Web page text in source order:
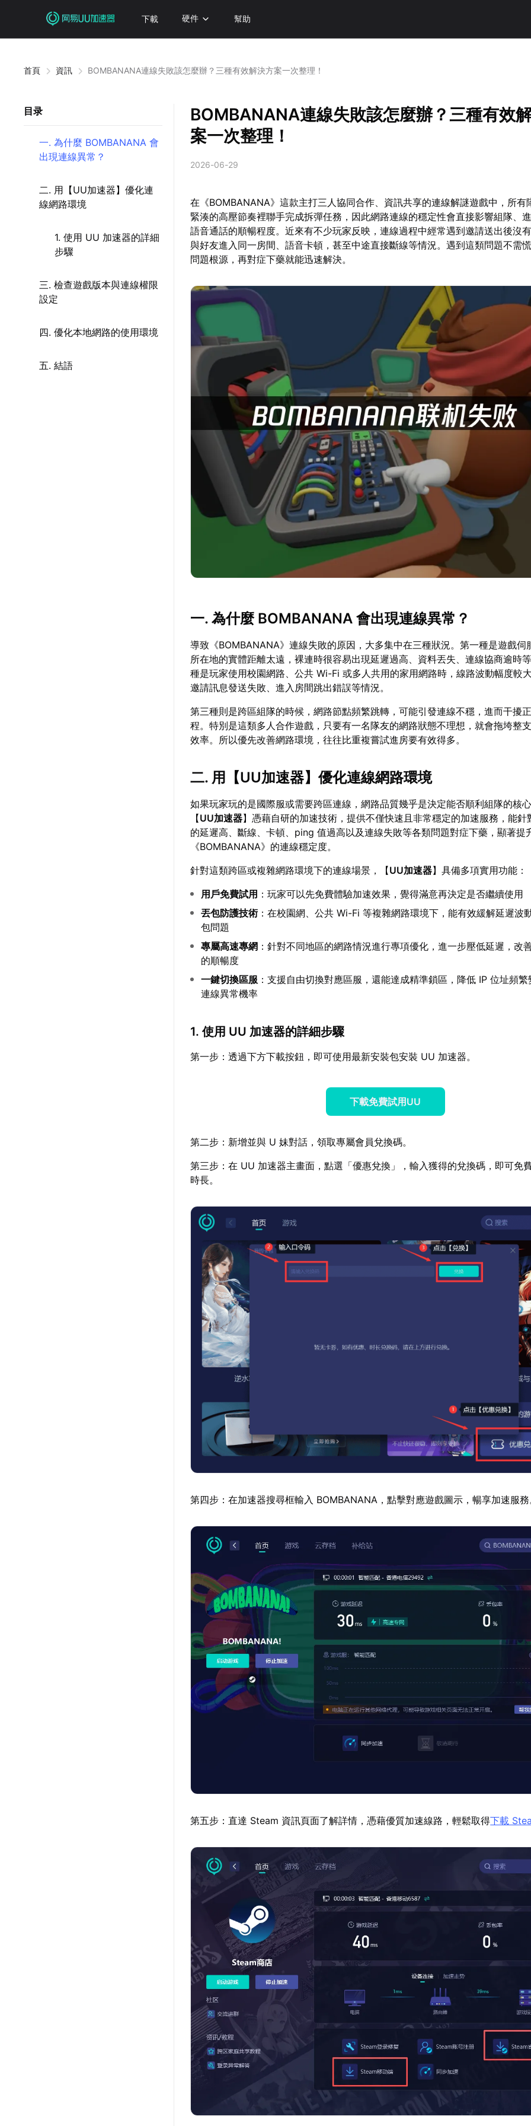
下載 硬件 幫助
首頁 資訊 BOMBANANA連線失敗該怎麼辦？三種有效解決方案一次整理！
目录
一. 為什麼 BOMBANANA 會
出現連線異常？
二. 用【UU加速器】優化連
線網路環境
1. 使用 UU 加速器的詳細
步驟
三. 檢查遊戲版本與連線權限
設定
四. 優化本地網路的使用環境
五. 結語
BOMBANANA連線失敗該怎麼辦？三種有效
案一次整理！
2026-06-29
在《BOMBANANA》這款主打三人協同合作、資訊共享的連線解謎遊戲中，所有
緊湊的高壓節奏裡聯手完成拆彈任務，因此網路連線的穩定性會直接影響組隊、
語音通話的順暢程度。近來有不少玩家反映，連線過程中經常遇到邀請送出後沒
與好友進入同一房間、語音卡頓，甚至中途直接斷線等情況。遇到這類問題不需
問題根源，再對症下藥就能迅速解決。
一. 為什麼 BOMBANANA 會出現連線異常？
導致《BOMBANANA》連線失敗的原因，大多集中在三種狀況。第一種是遊戲伺
所在地的實體距離太遠，裸連時很容易出現延遲過高、資料丟失、連線協商逾時
種是玩家使用校園網路、公共 Wi-Fi 或多人共用的家用網路時，線路波動幅度較
邀請訊息發送失敗、進入房間跳出錯誤等情況。
第三種則是跨區組隊的時候，網路節點頻繁跳轉，可能引發連線不穩，進而干擾
程。特別是這類多人合作遊戲，只要有一名隊友的網路狀態不理想，就會拖垮整
效率。所以優先改善網路環境，往往比重複嘗試進房要有效得多。
二. 用【UU加速器】優化連線網路環境
如果玩家玩的是國際服或需要跨區連線，網路品質幾乎是決定能否順利組隊的核
【UU加速器】憑藉自研的加速技術，提供不僅快速且非常穩定的加速服務，能針
的延遲高、斷線、卡頓、ping 值過高以及連線失敗等各類問題對症下藥，顯著提
《BOMBANANA》的連線穩定度。
針對這類跨區或複雜網路環境下的連線場景，【UU加速器】具備多項實用功能：
用戶免費試用 ：玩家可以先免費體驗加速效果，覺得滿意再決定是否繼續使用
丟包防護技術：在校園網、公共 Wi-Fi 等複雜網路環境下，能有效緩解延遲波
包問題
專屬高速專網 ：針對不同地區的網路情況進行專項優化，進一步壓低延遲，改
的順暢度
一鍵切換區服 ：支援自由切換對應區服，還能達成精準鎖區，降低 IP 位址頻
連線異常機率
1. 使用 UU 加速器的詳細步驟
第一步：透過下方下載按鈕，即可使用最新安裝包安裝 UU 加速器。
下載免費試用UU
第二步：新增並與 U 妹對話，領取專屬會員兌換碼。
第三步：在 UU 加速器主畫面，點選「優惠兌換」，輸入獲得的兌換碼，即可免
時長。
第四步：在加速器搜尋框輸入 BOMBANANA，點擊對應遊戲圖示，暢享加速服
第五步：直達 Steam 資訊頁面了解詳情，憑藉優質加速線路，輕鬆取得下載